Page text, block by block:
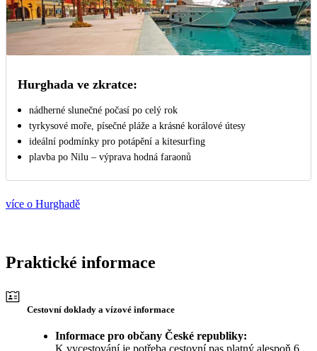
Hurghada ve zkratce:
nádherné slunečné počasí po celý rok
tyrkysové moře, písečné pláže a krásné korálové útesy
ideální podmínky pro potápění a kitesurfing
plavba po Nilu – výprava hodná faraonů
více o Hurghadě
Praktické informace
Cestovní doklady a vízové informace
Informace pro občany České republiky: